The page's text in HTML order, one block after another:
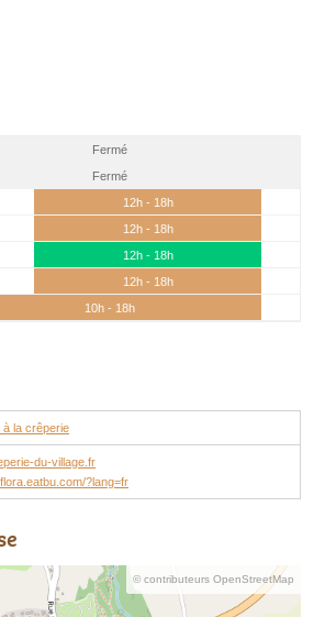
Fermé
Fermé
12h - 18h
12h - 18h
12h - 18h
12h - 18h
10h - 18h
à la crêperie
du-village.fr
?lang=fr
© contributeurs OpenStreetMap